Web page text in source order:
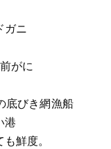
ガニ
がに
底びき網漁船
港
鮮度。